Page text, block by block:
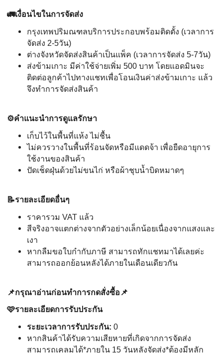
🚛เงื่อนไขในการจัดส่ง
กรุงเทพปริมณฑลบริการประกอบพร้อมติดตั้ง (เวลาการ
จัดส่ง 2-5วัน)
ต่างจังหวัดจัดส่งสินค้าเป็นแพ็ค (เวลาการจัดส่ง 5-7วัน)
ส่งข้ามเกาะ มีค่าใช้จ่ายเพิ่ม 500 บาท โดยแอดมินจะ
ติดต่อลูกค้าไปทางแชทเพื่อโอนเงินค่าส่งข้ามเกาะ แล้ว
จึงทำการจัดส่งสินค้า
⚙️คำแนะนำการดูแลรักษา
เก็บไว้ในพื้นที่แห้ง ไม่ชื้น
ไม่ควรวางในพื้นที่ร้อนจัดหรือมีแดดจ้า เพื่อยืดอายุการ
ใช้งานของสินค้า
ปัดเช็ดฝุ่นด้วยไม่ขนไก่ หรือผ้าชุบน้ำบิดหมาดๆ
📝รายละเอียดอื่นๆ
ราคารวม VAT แล้ว
สีจริงอาจแตกต่างจากตัวอย่างเล็กน้อยเนื่องจากแสงและ
เงา
หากลืมขอใบกำกับภาษี สามารถทักแชทมาได้เลยค่ะ
สามารถออกย้อนหลังได้ภายในเดือนเดียวกัน
📌กรุณาอ่านก่อนทำการกดสั่งซื้อ📌
🩷รายละเอียดการรับประกัน
ระยะเวลาการรับประกัน: 0
หากสินค้าได้รับความเสียหายที่เกิดจากการจัดส่ง
สามารถเคลมได้*ภายใน 15 วันหลังจัดส่ง*ต้องมีหลัก